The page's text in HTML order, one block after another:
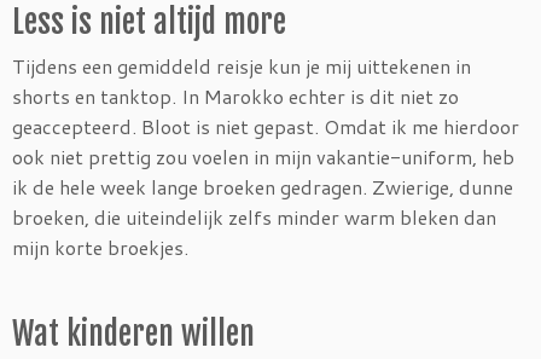
Less is niet altijd more
Tijdens een gemiddeld reisje kun je mij uittekenen in
shorts en tanktop. In Marokko echter is dit niet zo
geaccepteerd. Bloot is niet gepast. Omdat ik me hierdoor
ook niet prettig zou voelen in mijn vakantie-uniform, heb
ik de hele week lange broeken gedragen. Zwierige, dunne
broeken, die uiteindelijk zelfs minder warm bleken dan
mijn korte broekjes.
Wat kinderen willen